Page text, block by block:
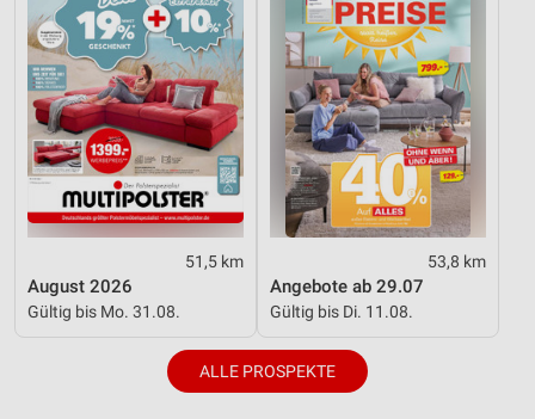
51,5 km
August 2026
Gültig bis Mo. 31.08.
53,8 km
Angebote ab 29.07
Gültig bis Di. 11.08.
ALLE PROSPEKTE